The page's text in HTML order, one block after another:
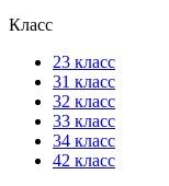
Класс
23 класс
31 класс
32 класс
33 класс
34 класс
42 класс